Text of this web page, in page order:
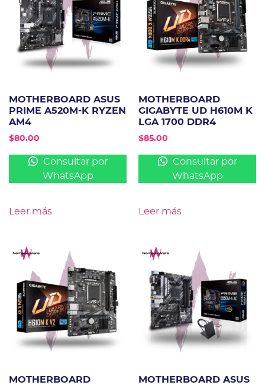
MOTHERBOARD ASUS
PRIME A520M-K RYZEN
AM4
$80.00
Consultar por
WhatsApp
Leer más
MOTHERBOARD
GIGABYTE UD H610M K
LGA 1700 DDR4
$85.00
Consultar por
WhatsApp
Leer más
MOTHERBOARD
MOTHERBOARD ASUS